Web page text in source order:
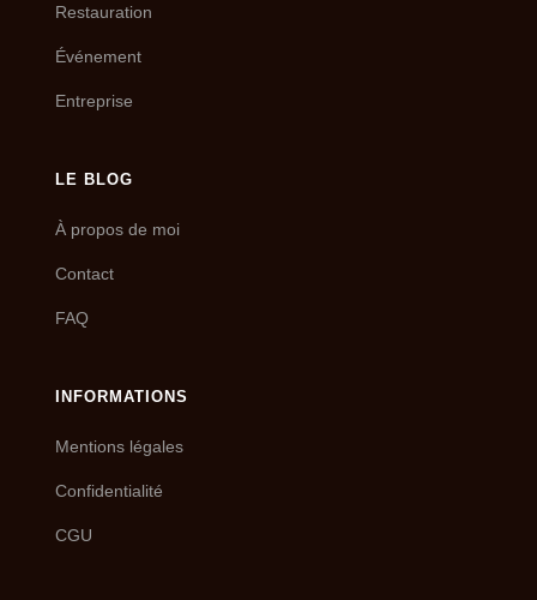
Restauration
Événement
Entreprise
LE BLOG
À propos de moi
Contact
FAQ
INFORMATIONS
Mentions légales
Confidentialité
CGU